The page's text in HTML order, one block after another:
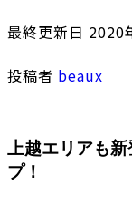
最終更新日 2020
投稿者 beaux
上越エリアも
プ！